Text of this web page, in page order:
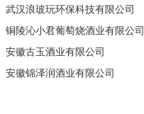
武汉浪玻玩环保科技有限公司
铜陵沁小君葡萄烧酒业有限公司
安徽古玉酒业有限公司
安徽锦泽润酒业有限公司